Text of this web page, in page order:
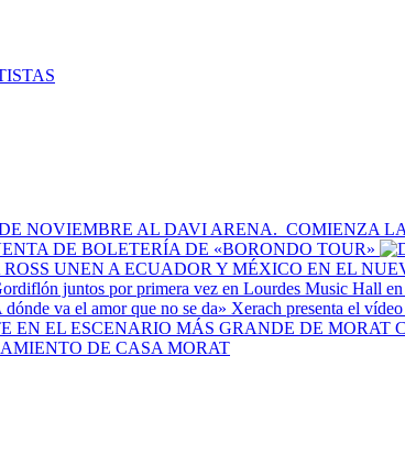
DE BOLETERÍA DE «BORONDO TOUR»
UNEN A ECUADOR Y MÉXICO EN EL
Xerach presenta el
DE CASA MORAT